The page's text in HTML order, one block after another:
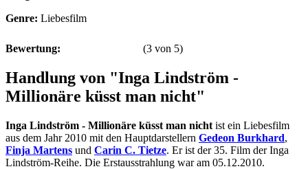
Genre: Liebesfilm
Bewertung: (3 von 5)
Handlung von "Inga Lindström -
Millionäre küsst man nicht"
Inga Lindström - Millionäre küsst man nicht ist ein Liebesfilm
aus dem Jahr 2010 mit den Hauptdarstellern Gedeon Burkhard,
Finja Martens und Carin C. Tietze. Er ist der 35. Film der Inga
Lindström-Reihe. Die Erstausstrahlung war am 05.12.2010.